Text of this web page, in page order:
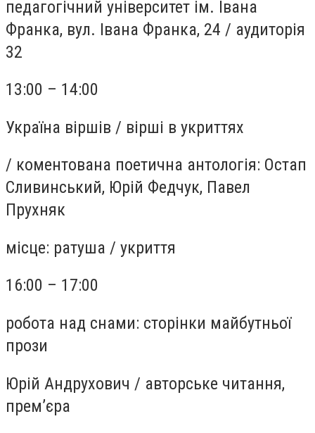
педагогічний університет ім. Івана
Франка, вул. Івана Франка, 24 / аудиторія
32
13:00 – 14:00
Україна віршів / вірші в укриттях
/ коментована поетична антологія: Остап
Сливинський, Юрій Федчук, Павел
Прухняк
місце: ратуша / укриття
16:00 – 17:00
робота над снами: сторінки майбутньої
прози
Юрій Андрухович / авторське читання,
прем’єра